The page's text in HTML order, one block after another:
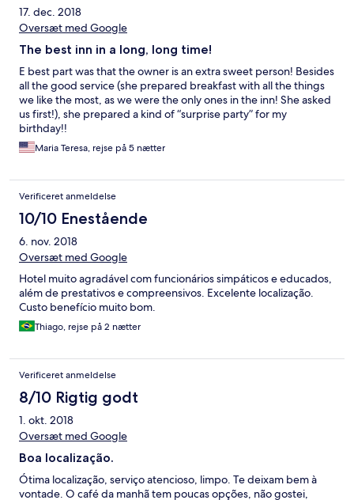
17. dec. 2018
Oversæt med Google
The best inn in a long, long time!
E best part was that the owner is an extra sweet person! Besides
all the good service (she prepared breakfast with all the things
we like the most, as we were the only ones in the inn! She asked
us first!), she prepared a kind of “surprise party” for my
birthday!!
Maria Teresa, rejse på 5 nætter
Verificeret anmeldelse
10/10 Enestående
6. nov. 2018
Oversæt med Google
Hotel muito agradável com funcionários simpáticos e educados,
além de prestativos e compreensivos. Excelente localização.
Custo benefício muito bom.
Thiago, rejse på 2 nætter
Verificeret anmeldelse
8/10 Rigtig godt
1. okt. 2018
Oversæt med Google
Boa localização.
Ótima localização, serviço atencioso, limpo. Te deixam bem à
vontade. O café da manhã tem poucas opções, não gostei,